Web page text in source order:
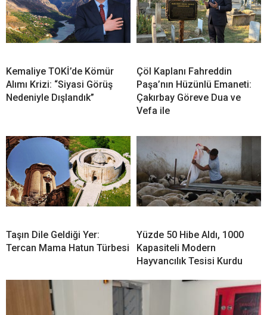
Kemaliye TOKİ’de Kömür
Alımı Krizi: “Siyasi Görüş
Nedeniyle Dışlandık”
Çöl Kaplanı Fahreddin
Paşa’nın Hüzünlü Emaneti:
Çakırbay Göreve Dua ve
Vefa ile
Taşın Dile Geldiği Yer:
Tercan Mama Hatun Türbesi
Yüzde 50 Hibe Aldı, 1000
Kapasiteli Modern
Hayvancılık Tesisi Kurdu